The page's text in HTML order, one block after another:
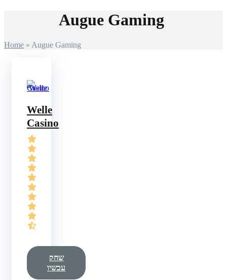
Augue Gaming
Home » Augue Gaming
Welle
Casino
שחק
עכשיו